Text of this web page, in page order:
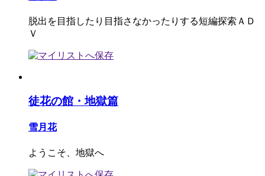
脱出を目指したり目指さなかったりする短編探索ＡＤ
Ｖ
徒花の館・地獄篇
雪月花
ようこそ、地獄へ